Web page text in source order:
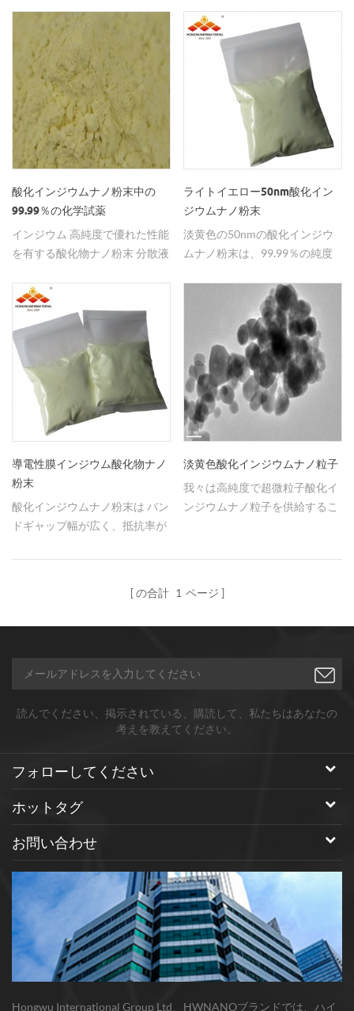
ら見つける。
ています。
酸化インジウムナノ粉末中の
99.99％の化学試薬
インジウム 高純度で優れた性能
を有する酸化物ナノ粉末 分散液
ライトイエロー50nm酸化イン
ジウムナノ粉末
淡黄色の50nmの酸化インジウ
ムナノ粉末は、99.99％の純度
導電性膜インジウム酸化物ナノ
粉末
酸化インジウムナノ粉末は バン
ドギャップ幅が広く、抵抗率が
n型透明半導体機能材料の一種
淡黄色酸化インジウムナノ粒子
我々は高純度で超微粒子酸化イ
ンジウムナノ粒子を供給するこ
の合計 1 ページ
読んでください、掲示されている、購読して、私たちはあなたの
考えを教えてください。
フォローしてください
ホットタグ
お問い合わせ
Hongwu International Group Ltd、HWNANOブランドでは、ハイ